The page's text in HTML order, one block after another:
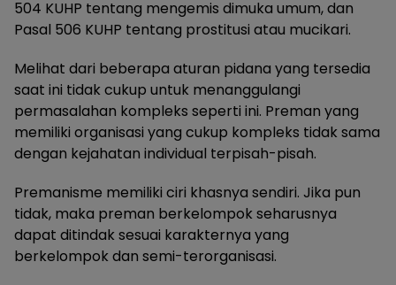
504 KUHP tentang mengemis dimuka umum, dan
Pasal 506 KUHP tentang prostitusi atau mucikari.
Melihat dari beberapa aturan pidana yang tersedia
saat ini tidak cukup untuk menanggulangi
permasalahan kompleks seperti ini. Preman yang
memiliki organisasi yang cukup kompleks tidak sama
dengan kejahatan individual terpisah-pisah.
Premanisme memiliki ciri khasnya sendiri. Jika pun
tidak, maka preman berkelompok seharusnya
dapat ditindak sesuai karakternya yang
berkelompok dan semi-terorganisasi.